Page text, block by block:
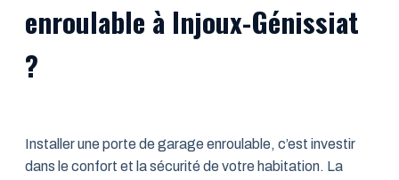
enroulable à Injoux-Génissiat
?
Installer une porte de garage enroulable, c’est investir
dans le confort et la sécurité de votre habitation. La